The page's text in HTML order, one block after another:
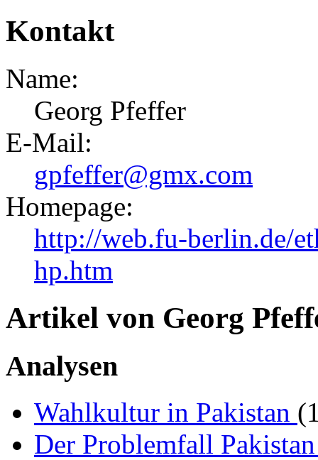
Kontakt
Name:
Georg Pfeffer
E-Mail:
gpfeffer@gmx.com
Homepage:
http://web.fu-berlin.de/
hp.htm
Artikel von Georg
Analysen
Wahlkultur in Pakistan
Der Problemfall